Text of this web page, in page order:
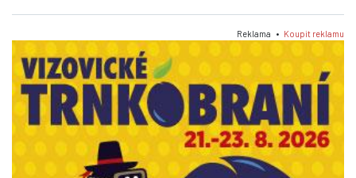
Reklama • Koupit reklamu